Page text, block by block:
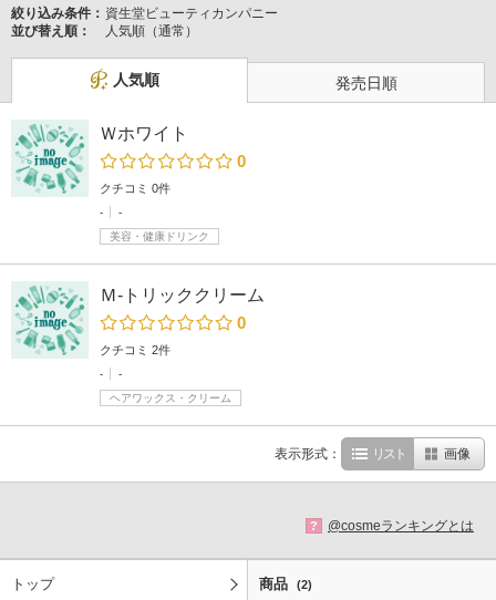
絞り込み条件： 資生堂ビューティカンパニー
並び替え順：
人気順（通常）
人気順 発売日順
Ｗホワイト
0
クチコミ 0件
-
-
美容・健康ドリンク
Ｍ-トリッククリーム
0
クチコミ 2件
-
-
ヘアワックス・クリーム
表示形式： リスト 画像
? @cosmeランキングとは
トップ 商品 (2)